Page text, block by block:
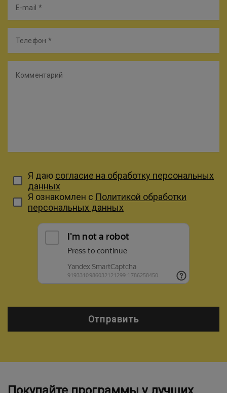
E-mail
Телефон
Комментарий
Я даю согласие на обработку персональных
данных
Я ознакомлен с Политикой обработки
персональных данных
Отправить